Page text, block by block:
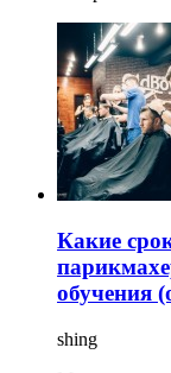
Какие
обучения
shing